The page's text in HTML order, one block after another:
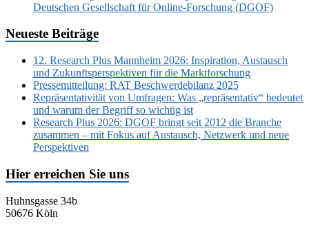
Deutschen Gesellschaft für Online-Forschung (DGOF)
Neueste Beiträge
12. Research Plus Mannheim 2026: Inspiration, Austausch
und Zukunftsperspektiven für die Marktforschung
Pressemitteilung: RAT Beschwerdebilanz 2025
Repräsentativität von Umfragen: Was „repräsentativ“ bedeutet
und warum der Begriff so wichtig ist
Research Plus 2026: DGOF bringt seit 2012 die Branche
zusammen – mit Fokus auf Austausch, Netzwerk und neue
Perspektiven
Hier erreichen Sie uns
Huhnsgasse 34b
50676 Köln